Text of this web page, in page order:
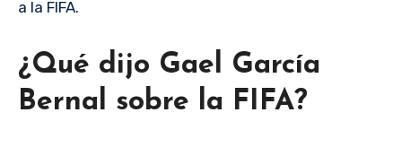
a la FIFA.
¿Qué dijo Gael García
Bernal sobre la FIFA?